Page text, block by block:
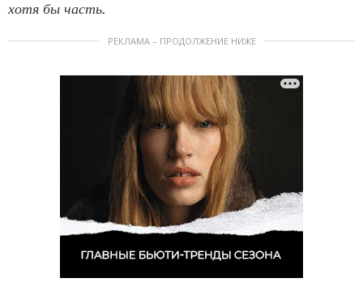
хотя бы часть.
РЕКЛАМА – ПРОДОЛЖЕНИЕ НИЖЕ